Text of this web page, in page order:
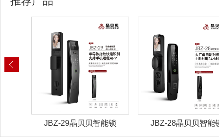
JBZ-29晶贝贝智能锁 JBZ-28晶贝贝智能